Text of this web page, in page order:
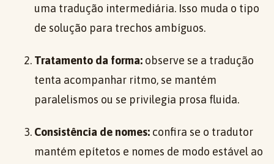
uma tradução intermediária. Isso muda o tipo
de solução para trechos ambíguos.
Tratamento da forma: observe se a tradução
tenta acompanhar ritmo, se mantém
paralelismos ou se privilegia prosa fluida.
Consistência de nomes: confira se o tradutor
mantém epítetos e nomes de modo estável ao